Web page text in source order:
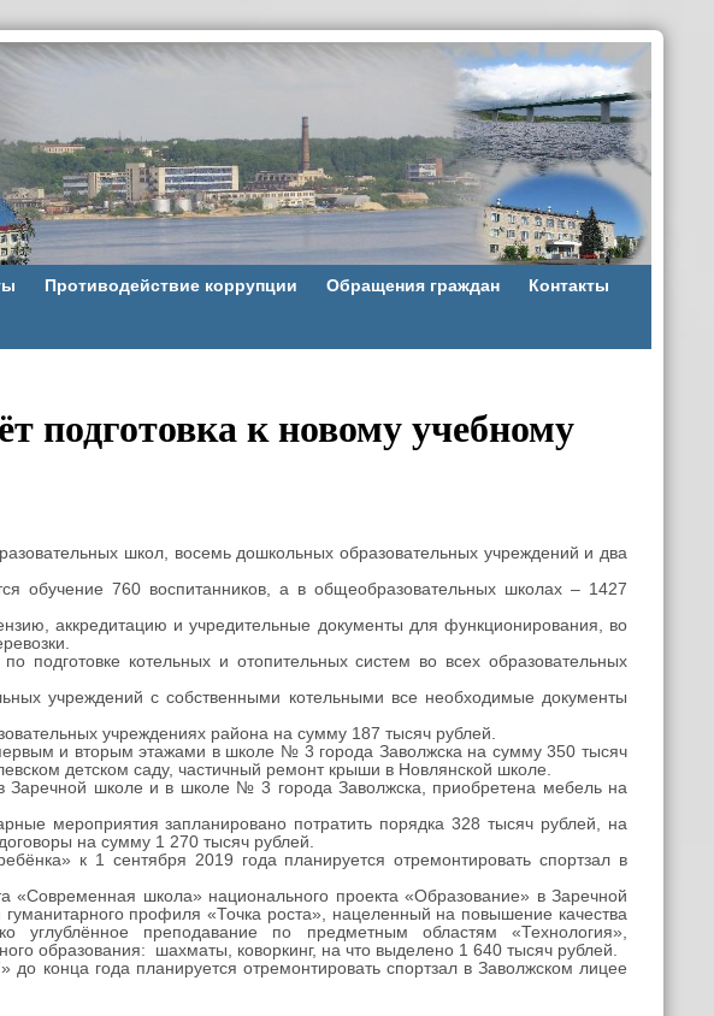
Противодействие коррупции Обращения граждан Контакты
подготовка к новому учебному
школ, восемь дошкольных образовательных учреждений и два
обучение 760 воспитанников, а в общеобразовательных школах – 1427
аккредитацию и учредительные документы для функционирования, во
котельных и отопительных систем во всех образовательных
учреждений с собственными котельными все необходимые документы
учреждениях района на сумму 187 тысяч рублей.
и вторым этажами в школе № 3 города Заволжска на сумму 350 тысяч
детском саду, частичный ремонт крыши в Новлянской школе.
Заречной школе и в школе № 3 города Заволжска, приобретена мебель на
мероприятия запланировано потратить порядка 328 тысяч рублей, на
на сумму 1 270 тысяч рублей.
к 1 сентября 2019 года планируется отремонтировать спортзал в
«Современная школа» национального проекта «Образование» в Заречной
профиля «Точка роста», нацеленный на повышение качества
углублённое преподавание по предметным областям «Технология»,
образования: шахматы, коворкинг, на что выделено 1 640 тысяч рублей.
до конца года планируется отремонтировать спортзал в Заволжском лицее